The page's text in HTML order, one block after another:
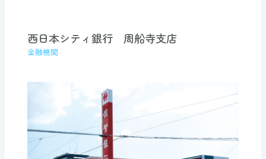
西日本シティ銀行 周船寺支店
金融機関